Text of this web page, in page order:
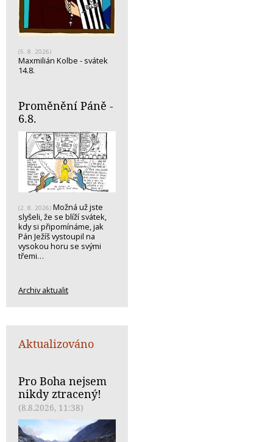
(5. 8. 2026)
Maxmilián Kolbe - svátek
14.8.
Proměnění Páně -
6.8.
(2. 8. 2026) Možná už jste
slyšeli, že se blíží svátek,
kdy si připomínáme, jak
Pán Ježíš vystoupil na
vysokou horu se svými
třemi…
Archiv aktualit
Aktualizováno
Pro Boha nejsem
nikdy ztracený!
(8.8.2026, 11:38)